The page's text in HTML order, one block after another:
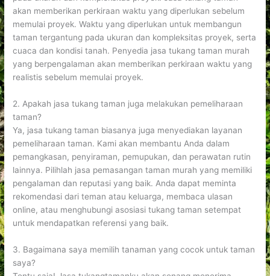
akan memberikan perkiraan waktu yang diperlukan sebelum
memulai proyek. Waktu yang diperlukan untuk membangun
taman tergantung pada ukuran dan kompleksitas proyek, serta
cuaca dan kondisi tanah. Penyedia jasa tukang taman murah
yang berpengalaman akan memberikan perkiraan waktu yang
realistis sebelum memulai proyek.
2. Apakah jasa tukang taman juga melakukan pemeliharaan
taman?
Ya, jasa tukang taman biasanya juga menyediakan layanan
pemeliharaan taman. Kami akan membantu Anda dalam
pemangkasan, penyiraman, pemupukan, dan perawatan rutin
lainnya. Pilihlah jasa pemasangan taman murah yang memiliki
pengalaman dan reputasi yang baik. Anda dapat meminta
rekomendasi dari teman atau keluarga, membaca ulasan
online, atau menghubungi asosiasi tukang taman setempat
untuk mendapatkan referensi yang baik.
3. Bagaimana saya memilih tanaman yang cocok untuk taman
saya?